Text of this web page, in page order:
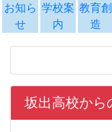
お知ら
せ
学校案
内
教育創
造
坂出高校から